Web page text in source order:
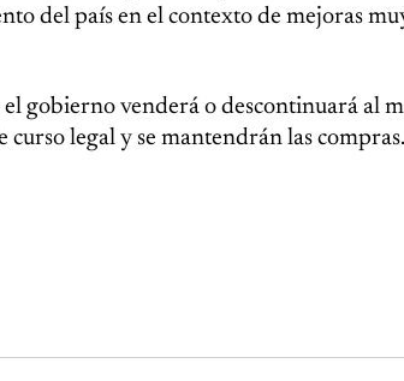
del país en el contexto de mejoras
gobierno venderá o descontinuará al
legal y se mantendrán las compras.